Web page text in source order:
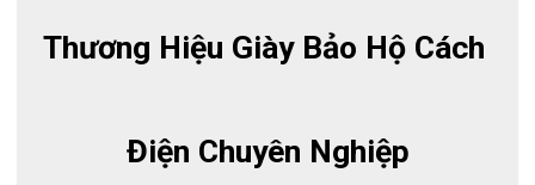
Thương Hiệu Giày Bảo Hộ Cách
Điện Chuyên Nghiệp